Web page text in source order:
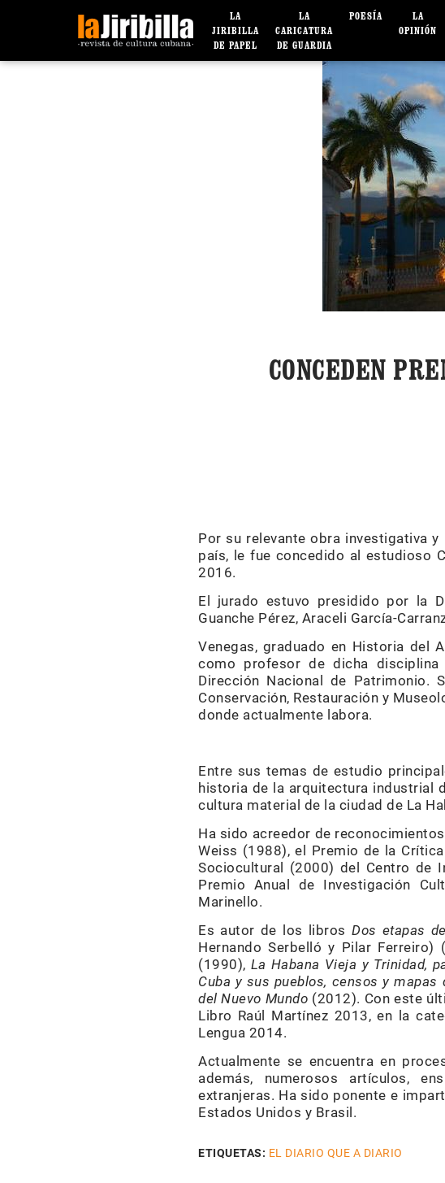
LA
JIRIBILLA
DE PAPEL
LA
CARICATURA
DE GUARDIA
POESÍA
LA
OPINIÓN
CONCEDEN
Por su relevante obra investigativa
país, le fue concedido al estudioso
2016.
El jurado estuvo presidido por la
Guanche Pérez, Araceli García-
Venegas, graduado en Historia del
como profesor de dicha
Dirección Nacional de Patrimonio.
Conservación, Restauración y
donde actualmente labora.
Entre sus temas de estudio
historia de la arquitectura industrial
cultura material de la ciudad de La
Ha sido acreedor de
Weiss (1988), el Premio de la
Sociocultural (2000) del Centro de
Premio Anual de Investigación
Marinello.
Es autor de los librosDos etapas
Hernando Serbelló y Pilar Ferreiro)
(1990), La Habana Vieja y Trinidad,
Cuba y sus pueblos, censos y
del Nuevo Mundo (2012). Con este
Libro Raúl Martínez 2013, en la
Lengua 2014.
Actualmente se encuentra en
además, numerosos artículos,
extranjeras. Ha sido ponente e
Estados Unidos y Brasil.
ETIQUETAS: EL DIARIO QUE A DIARIO